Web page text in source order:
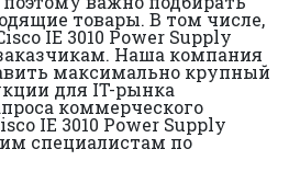
товары. В том числе,
IE 3010 Power Supply
Наша компания
максимально крупный
для IT-рынка
коммерческого
IE 3010 Power Supply
специалистам по